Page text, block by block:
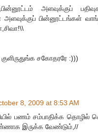
அளவுக்குப்
அளவுக்குப் பின்னூட்டங்கள்
சகோதரரே :)))
8, 2009 at 8:53 AM
பணம் சம்பாதிக்க தொழில்
இருக்க வேண்டும்,//